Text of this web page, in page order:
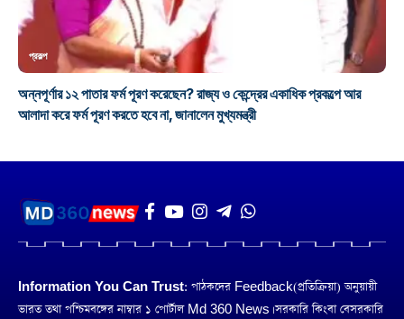
প্রকল্প
অন্নপূর্ণার ১২ পাতার ফর্ম পূরণ করেছেন? রাজ্য ও কেন্দ্রের একাধিক প্রকল্পে আর
আলাদা করে ফর্ম পূরণ করতে হবে না, জানালেন মুখ্যমন্ত্রী
Information You Can Trust: পাঠকদের Feedback(প্রতিক্রিয়া) অনুয়ায়ী
ভারত তথা পশ্চিমবঙ্গের নাম্বার ১ পোর্টাল Md 360 News। সরকারি কিংবা বেসরকারি